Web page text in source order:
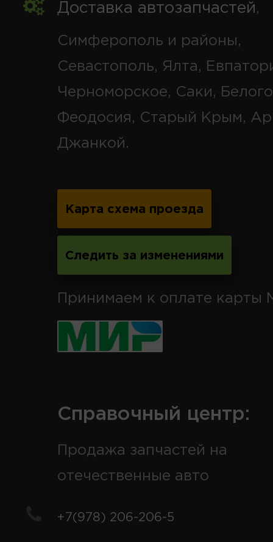
Доставка автозапчастей,
Симферополь и районы,
Севастополь, Ялта,
Черноморское, Саки,
Феодосия, Старый Крым,
Джанкой.
Карта схема проезда
Следить за изменениями
Принимаем к оплате карты
Справочный центр:
Продажа запчастей на
отечественные авто
+7(978) 206-206-5